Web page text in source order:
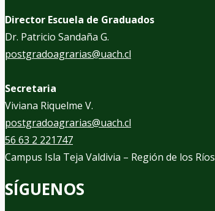
Director Escuela de Graduados
Dr. Patricio Sandaña G.
postgradoagrarias@uach.cl
Secretaria
Viviana Riquelme V.
postgradoagrarias@uach.cl
56 63 2 221747
Campus Isla Teja Valdivia – Región de los Ríos
SÍGUENOS